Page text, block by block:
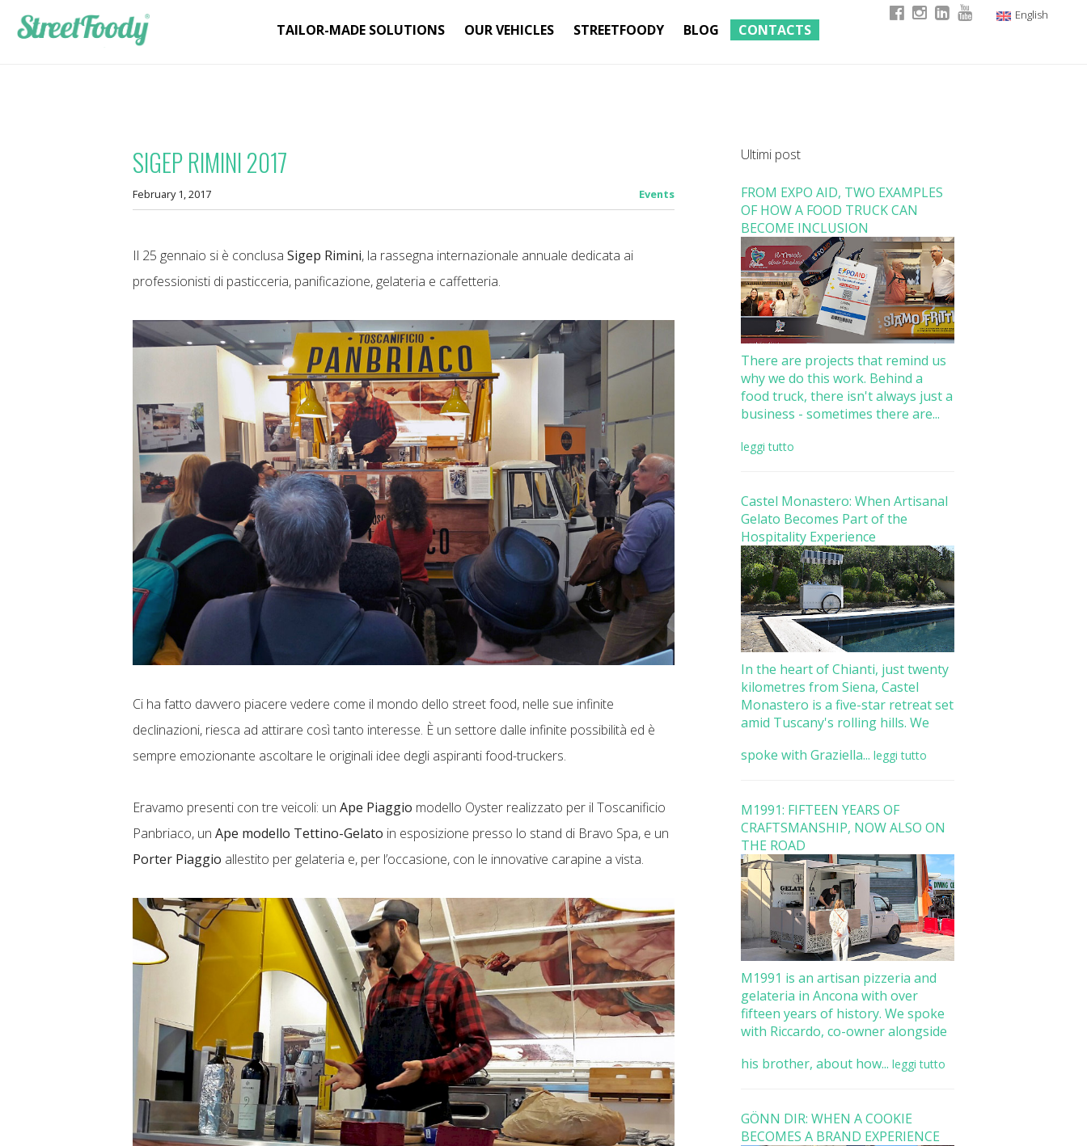
English
TAILOR-MADE SOLUTIONS OUR VEHICLES STREETFOODY BLOG CONTACTS
SIGEP RIMINI 2017
February 1, 2017 Events
Il 25 gennaio si è conclusaSigep Rimini, la rassegna internazionale annuale dedicata ai
professionisti di pasticceria, panificazione, gelateria e caffetteria.
Ci ha fatto davvero piacere vedere come il mondo dello street food, nelle sue infinite
declinazioni, riesca ad attirare così tanto interesse. È un settore dalle infinite possibilità ed è
sempre emozionante ascoltare le originali idee degli aspiranti food-truckers.
Eravamo presenti con tre veicoli: unApe Piaggio modello Oyster realizzato per il Toscanificio
Panbriaco, unApe modello Tettino-Gelato in esposizione presso lo stand di Bravo Spa, e un
Porter Piaggio allestito per gelateria e, per l’occasione, con le innovative carapine a vista.
Ultimi post
FROM EXPO AID, TWO EXAMPLES
OF HOW A FOOD TRUCK CAN
BECOME INCLUSION
There are projects that remind us
why we do this work. Behind a
food truck, there isn't always just a
business - sometimes there are...
leggi tutto
Castel Monastero: When Artisanal
Gelato Becomes Part of the
Hospitality Experience
In the heart of Chianti, just twenty
kilometres from Siena, Castel
Monastero is a five-star retreat set
amid Tuscany's rolling hills. We
spoke with Graziella... leggi tutto
M1991: FIFTEEN YEARS OF
CRAFTSMANSHIP, NOW ALSO ON
THE ROAD
M1991 is an artisan pizzeria and
gelateria in Ancona with over
fifteen years of history. We spoke
with Riccardo, co-owner alongside
his brother, about how... leggi tutto
GÖNN DIR: WHEN A COOKIE
BECOMES A BRAND EXPERIENCE